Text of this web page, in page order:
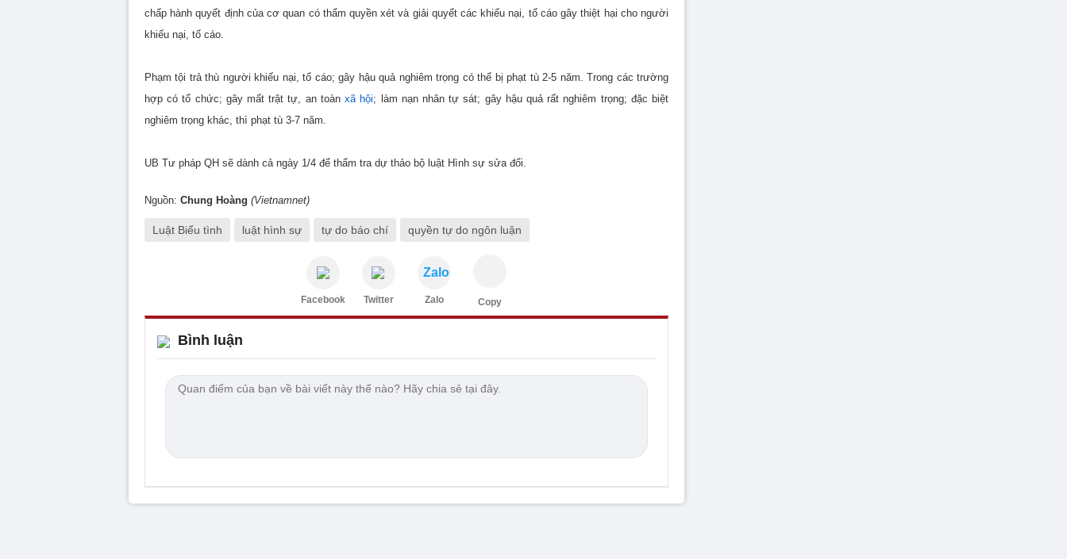
chấp hành quyết định của cơ quan có thẩm quyền xét và giải quyết các khiếu nại, tố cáo gây thiệt hại cho người
khiếu nại, tố cáo.
Phạm tội trả thù người khiếu nại, tố cáo; gây hậu quả nghiêm trọng có thể bị phạt tù 2-5 năm. Trong các trường
hợp có tổ chức; gây mất trật tự, an toànxã hội; làm nạn nhân tự sát; gây hậu quả rất nghiêm trọng; đặc biệt
nghiêm trọng khác, thì phạt tù 3-7 năm.
UB Tư pháp QH sẽ dành cả ngày 1/4 để thẩm tra dự thảo bộ luật Hình sự sửa đổi.
Nguồn: Chung Hoàng (Vietnamnet)
Luật Biểu tình luật hình sự tự do báo chí quyền tự do ngôn luận
Facebook Twitter
Zalo
Zalo Copy
Bình luận